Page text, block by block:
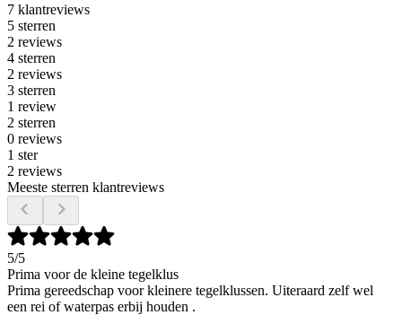
7 klantreviews
5 sterren
2 reviews
4 sterren
2 reviews
3 sterren
1 review
2 sterren
0 reviews
1 ster
2 reviews
Meeste sterren klantreviews
5/5
Prima voor de kleine tegelklus
Prima gereedschap voor kleinere tegelklussen. Uiteraard zelf wel
een rei of waterpas erbij houden .